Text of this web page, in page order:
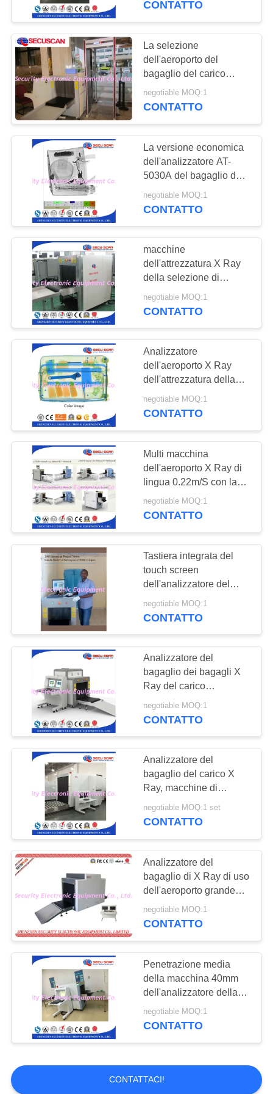
CONTATTO
La selezione
dell'aeroporto del
bagaglio del carico
lavora il sistema di
screening a macchina
negotiable MOQ:1
CONTATTO
La versione economica
dell'analizzatore AT-
5030A del bagaglio dei
raggi x di Secuscan
accomoda l'ispezione
negotiable MOQ:1
CONTATTO
macchine
dell'attrezzatura X Ray
della selezione di
sicurezza di 60*40cm
agli aeroporti
negotiable MOQ:1
CONTATTO
Analizzatore
dell'aeroporto X Ray
dell'attrezzatura della
selezione del bagaglio
AT6040 con il
negotiable MOQ:1
CONTATTO
Multi macchina
dell'aeroporto X Ray di
lingua 0.22m/S con la
dimensione 60*40cm del
tunnel
negotiable MOQ:1
CONTATTO
Tastiera integrata del
touch screen
dell'analizzatore del
bagaglio dell'acciaio
inossidabile X Ray
negotiable MOQ:1
CONTATTO
Analizzatore del
bagaglio dei bagagli X
Ray del carico
dell'aeroporto con la
grande dimensione
negotiable MOQ:1
CONTATTO
Analizzatore del
bagaglio del carico X
Ray, macchine di
sicurezza X Ray agli
aeroporti
negotiable MOQ:1 set
CONTATTO
Analizzatore del
bagaglio di X Ray di uso
dell'aeroporto grande
con la penetrazione di
38mm
negotiable MOQ:1
CONTATTO
Penetrazione media
della macchina 40mm
dell'analizzatore della
borsa dell'attrezzatura
della selezione del
negotiable MOQ:1
CONTATTO
CONTATTACI!